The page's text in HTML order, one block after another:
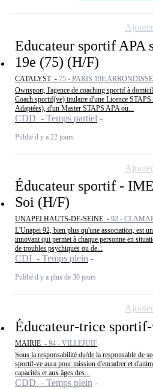
Educateur sportif APA
19e (75) (H/F)
CATALYST - 75 - PARIS 19E
Ownsport, l'agence de coaching sportif à
Coach sportif(ve) titulaire d'une Licence
Adaptées), d'un Master STAPS APA ou...
CDD - Temps partiel
Publié il y a 22 jours
Éducateur sportif -
Soi (H/F)
UNAPEI HAUTS-DE-SEINE - 92 -
L'Unapei 92, bien plus qu'une association, est
innovant qui permet à chaque personne en
de troubles psychiques ou de...
CDI - Temps plein
Publié il y a plus de 30 jours
Éducateur-trice
MAIRIE - 94 - VILLEJUIF
Sous la responsabilité du/de la responsable de
sportif-ve aura pour mission d'encadrer et
capacités et aux âges des...
CDD - Temps plein